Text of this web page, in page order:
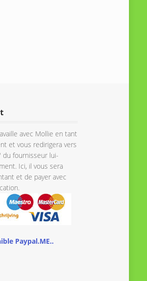
avec Mollie en tant
et vous redirigera vers
du fournisseur lui-
Ici, il vous sera
et de payer avec
Paypal.ME..